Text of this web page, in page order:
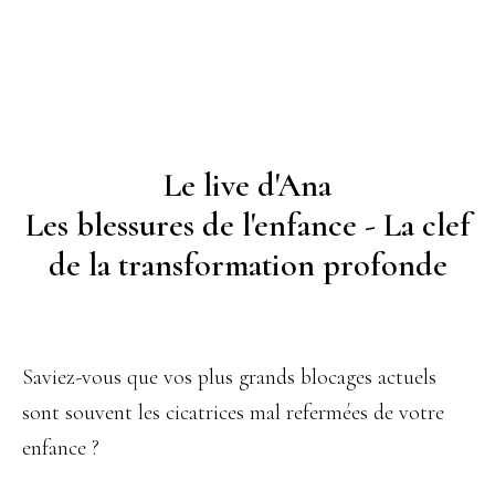
Le live d'Ana
Les blessures de l'enfance - La clef
de la transformation profonde
Saviez-vous que vos plus grands blocages actuels
sont souvent les cicatrices mal refermées de votre
enfance ?